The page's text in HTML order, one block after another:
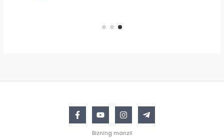
Bizning manzil